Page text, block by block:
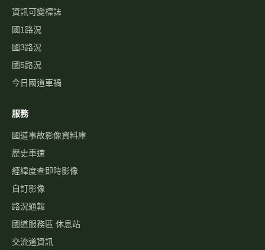
資訊可變標誌
國1路況
國3路況
國5路況
今日國道車禍
服務
國道事故影像資料庫
歷史車速
經緯度查即時影像
自訂影像
路況通報
國道服務區 休息站
交流道資訊